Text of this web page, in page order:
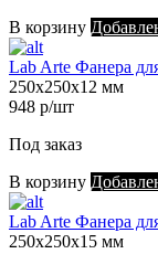
В корзину
Lab Arte Фанера
250х250х12 мм
948 р/шт
Под заказ
В корзину
Lab Arte Фанера
250х250х15 мм